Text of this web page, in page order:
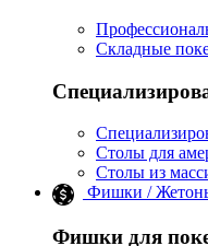
Складные
Столы для
Столы из
Фишки /
Фишки для